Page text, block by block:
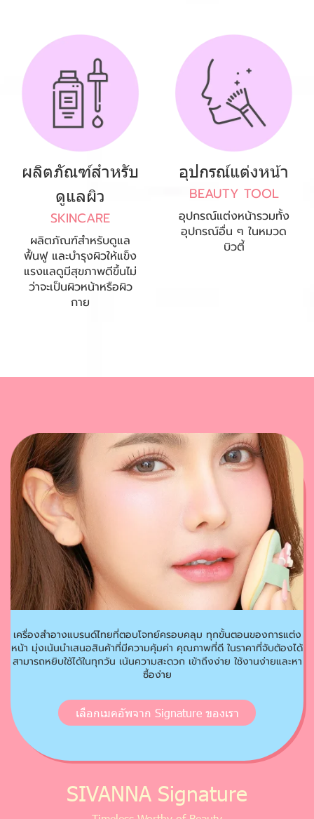
ผลิตภัณฑ์สำหรับ
ดูแลผิว
SKINCARE
ผลิตภัณฑ์สำหรับดูแล
ฟื้นฟู และบำรุงผิวให้แข็ง
แรงแลดูมีสุขภาพดีขึ้นไม่
ว่าจะเป็นผิวหน้าหรือผิว
กาย
อุปกรณ์แต่งหน้า
BEAUTY TOOL
อุปกรณ์แต่งหน้ารวมทั้ง
อุปกรณ์อื่น ๆ ในหมวด
บิวตี้
เครื่องสำอางแบรนด์ไทยที่ตอบโจทย์ครอบคลุม ทุกขั้นตอนของการแต่ง
หน้า มุ่งเน้นนำเสนอสินค้าที่มีความคุ้มค่า คุณภาพที่ดี ในราคาที่จับต้องได้
สามารถหยิบใช้ได้ในทุกวัน เน้นความสะดวก เข้าถึงง่าย ใช้งานง่ายและหา
ซื้อง่าย
เลือกเมคอัพจาก Signature ของเรา
SIVANNA Signature